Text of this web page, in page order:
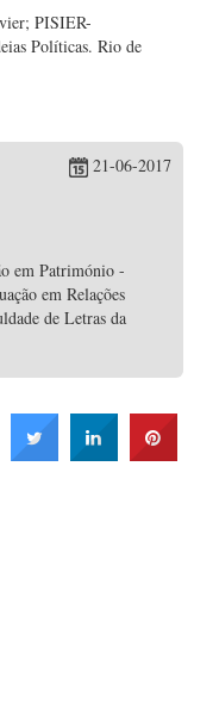
PISIER-
Políticas. Rio de
21-06-2017
em Património -
em Relações
de Letras da